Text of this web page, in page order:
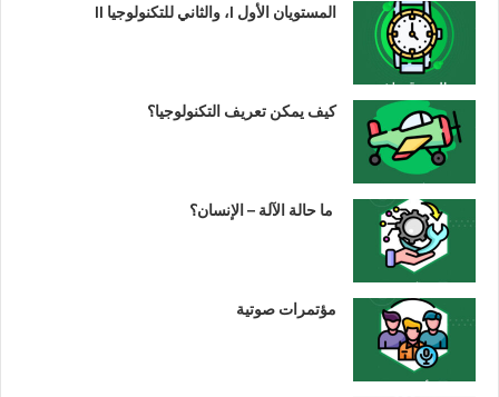
المستويان الأول I، والثاني للتكنولوجيا II
كيف يمكن تعريف التكنولوجيا؟
ما حالة الآلة – الإنسان؟
مؤتمرات صوتية